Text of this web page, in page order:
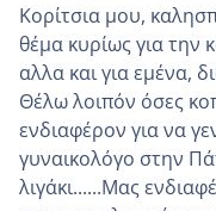
Κορίτσια μου,
θέμα κυρίως για
αλλα και για εμένα,
Θέλω λοιπόν όσες
ενδιαφέρον για να
γυναικολόγο στην
λιγάκι......Μας